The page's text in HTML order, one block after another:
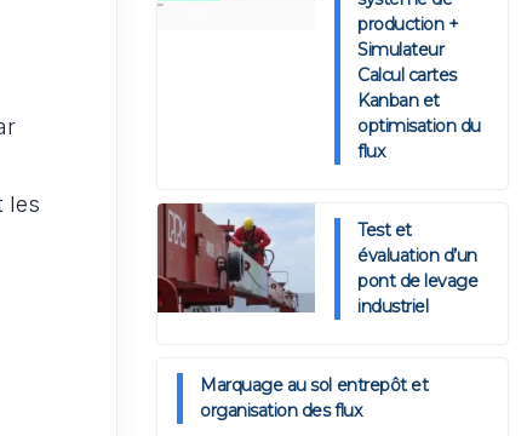
les
production +
Simulateur
Calcul cartes
Kanban et
optimisation du
flux
Test et
évaluation d’un
pont de levage
industriel
Marquage au sol entrepôt et
organisation des flux